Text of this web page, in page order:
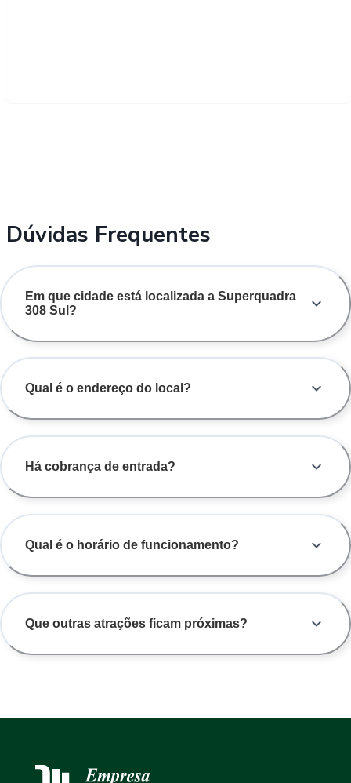
Dúvidas Frequentes
Em que cidade está localizada a Superquadra
308 Sul?
Qual é o endereço do local?
Há cobrança de entrada?
Qual é o horário de funcionamento?
Que outras atrações ficam próximas?